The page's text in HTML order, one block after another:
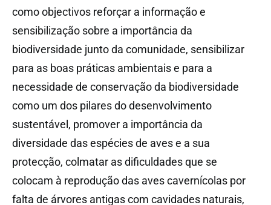
como objectivos reforçar a informação e
sensibilização sobre a importância da
biodiversidade junto da comunidade, sensibilizar
para as boas práticas ambientais e para a
necessidade de conservação da biodiversidade
como um dos pilares do desenvolvimento
sustentável, promover a importância da
diversidade das espécies de aves e a sua
protecção, colmatar as dificuldades que se
colocam à reprodução das aves cavernícolas por
falta de árvores antigas com cavidades naturais,